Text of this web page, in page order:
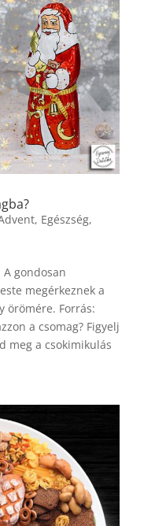
, Egészség,
gondosan
megérkeznek a
örömére. Forrás:
a csomag? Figyelj
meg a csokimikulás